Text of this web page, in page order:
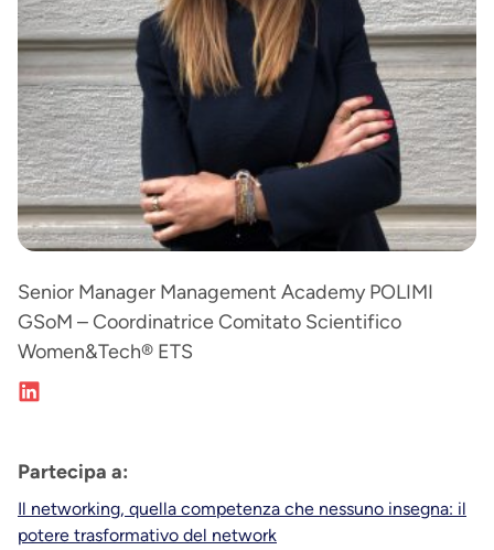
Senior Manager Management Academy POLIMI
GSoM – Coordinatrice Comitato Scientifico
Women&Tech® ETS
Partecipa a:
Il networking, quella competenza che nessuno insegna: il
potere trasformativo del network